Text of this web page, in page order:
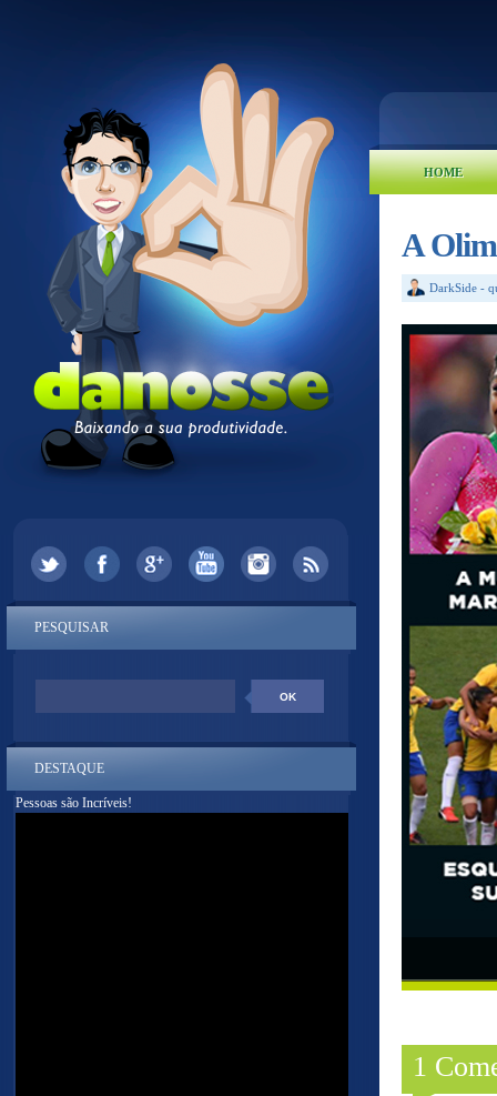
HOME
A
DarkSide -
1
PESQUISAR
DESTAQUE
Pessoas são Incríveis!